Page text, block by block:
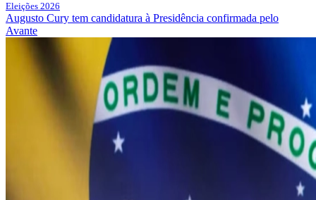
Eleições 2026
Augusto Cury tem candidatura à Presidência confirmada pelo
Avante